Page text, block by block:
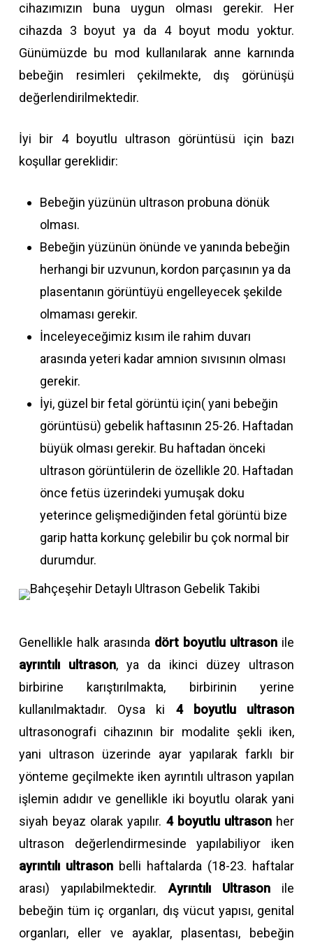
cihazımızın buna uygun olması gerekir. Her
cihazda 3 boyut ya da 4 boyut modu yoktur.
Günümüzde bu mod kullanılarak anne karnında
bebeğin resimleri çekilmekte, dış görünüşü
değerlendirilmektedir.
İyi bir 4 boyutlu ultrason görüntüsü için bazı
koşullar gereklidir:
Bebeğin yüzünün ultrason probuna dönük
olması.
Bebeğin yüzünün önünde ve yanında bebeğin
herhangi bir uzvunun, kordon parçasının ya da
plasentanın görüntüyü engelleyecek şekilde
olmaması gerekir.
İnceleyeceğimiz kısım ile rahim duvarı
arasında yeteri kadar amnion sıvısının olması
gerekir.
İyi, güzel bir fetal görüntü için( yani bebeğin
görüntüsü) gebelik haftasının 25-26. Haftadan
büyük olması gerekir. Bu haftadan önceki
ultrason görüntülerin de özellikle 20. Haftadan
önce fetüs üzerindeki yumuşak doku
yeterince gelişmediğinden fetal görüntü bize
garip hatta korkunç gelebilir bu çok normal bir
durumdur.
Genellikle halk arasında dört boyutlu ultrason ile
ayrıntılı ultrason, ya da ikinci düzey ultrason
birbirine karıştırılmakta, birbirinin yerine
kullanılmaktadır. Oysa ki 4 boyutlu ultrason
ultrasonografi cihazının bir modalite şekli iken,
yani ultrason üzerinde ayar yapılarak farklı bir
yönteme geçilmekte iken ayrıntılı ultrason yapılan
işlemin adıdır ve genellikle iki boyutlu olarak yani
siyah beyaz olarak yapılır. 4 boyutlu ultrasonher
ultrason değerlendirmesinde yapılabiliyor iken
ayrıntılı ultrasonbelli haftalarda (18-23. haftalar
arası) yapılabilmektedir. Ayrıntılı Ultrasonile
bebeğin tüm iç organları, dış vücut yapısı, genital
organları, eller ve ayaklar, plasentası, bebeğin